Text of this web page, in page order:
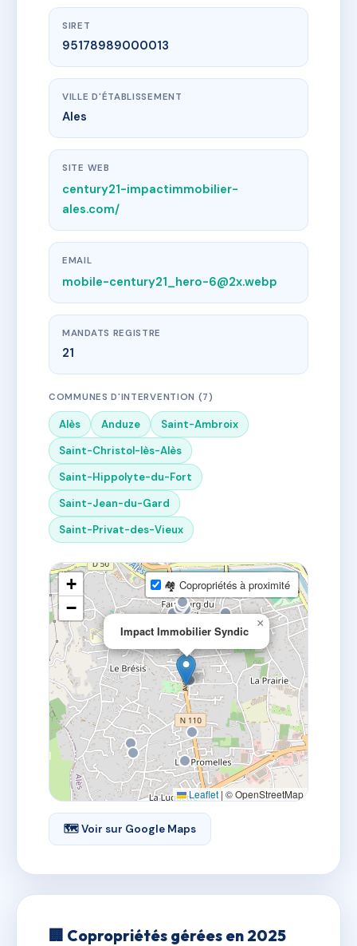
SIRET
95178989000013
VILLE D'ÉTABLISSEMENT
Ales
SITE WEB
century21-impactimmobilier-
ales.com/
EMAIL
mobile-century21_hero-6@2x.webp
MANDATS REGISTRE
21
COMMUNES D'INTERVENTION (7)
Alès Anduze
Saint-Ambroix
Saint-Christol-lès-Alès
Saint-Hippolyte-du-Fort
Saint-Jean-du-Gard
Saint-Privat-des-Vieux
Impact Immobilier Syndic
×
+
−
🏘 Copropriétés à proximité
Leaflet | © OpenStreetMap
🗺 Voir sur Google Maps
🏢 Copropriétés gérées en 2025